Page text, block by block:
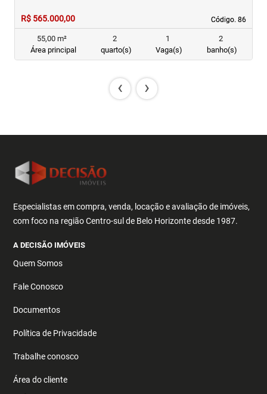
Código. 86
Código. 86
R$ 565.000,00
55,00 m²
Área principal
2
quarto(s)
1
Vaga(s)
2
banho(s)
‹ ›
Especialistas em compra, venda, locação e avaliação de imóveis,
com foco na região Centro-sul de Belo Horizonte desde 1987.
A DECISÃO IMÓVEIS
Quem Somos
Fale Conosco
Documentos
Política de Privacidade
Trabalhe conosco
Área do cliente